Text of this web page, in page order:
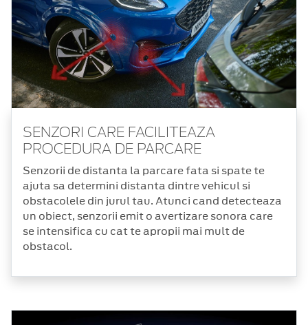
SENZORI CARE FACILITEAZA
PROCEDURA DE PARCARE
Senzorii de distanta la parcare fata si spate te
ajuta sa determini distanta dintre vehicul si
obstacolele din jurul tau. Atunci cand detecteaza
un obiect, senzorii emit o avertizare sonora care
se intensifica cu cat te apropii mai mult de
obstacol.